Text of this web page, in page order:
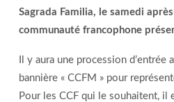
Sagrada Familia, le samedi
communauté francophone
Il y aura une procession d’entrée
bannière « CCFM » pour
Pour les CCF qui le souhaitent, il